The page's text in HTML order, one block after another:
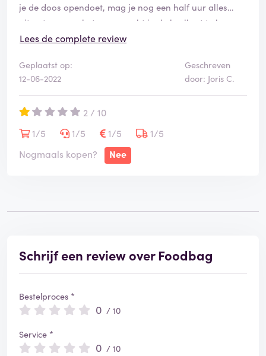
je de doos opendoet, mag je nog een half uur alles
uitsorteren om het per gerecht in de koelkast te kunnen
steken. De recepten staan in zo'n onnozel boekje, vol
waar alles in geleverd wordt is tamelijk onhandig van
vorm (wij herbruiken de box voor het oud papier), plat
en breed. De 15gram box was een mooie grote HOGE
doos, die ergens langs de kant wegkon. De Foodbag
box is een lomp geval dat net dat beetje meer in de
weg staat, en dat je voor niks anders meer kan
gebruiken. Als dit het foodbag-systeem is, dan hoeft
Lees de complete review
Geplaatst op:
12-06-2022
Geschreven
door: Joris C.
2 / 10
1/5
1/5 1/5
1/5
Nogmaals kopen?
Nee
Schrijf een review over Foodbag
Bestelproces *
0 / 10
Service *
0 / 10